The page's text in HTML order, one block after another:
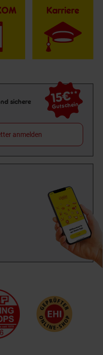
Karriere
sichere
15€**
Gutschein
anmelden